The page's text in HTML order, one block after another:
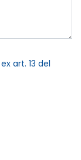
ex art. 13 del